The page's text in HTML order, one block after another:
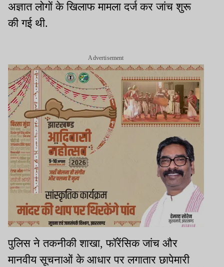
अज्ञात लोगों के खिलाफ मामला दर्ज कर जांच शुरू
की गई थी.
Advertisement
पुलिस ने तकनीकी शाखा, फॉरेंसिक जांच और
मानवीय सूचनाओं के आधार पर लगातार छापेमारी